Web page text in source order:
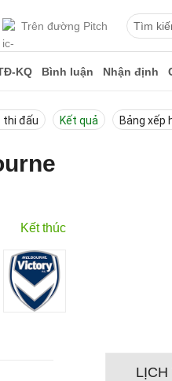
Trên đường Pitch
KQ Bình luận Nhận định
thi đấu Kết quả Bảng xếp
Kết thúc